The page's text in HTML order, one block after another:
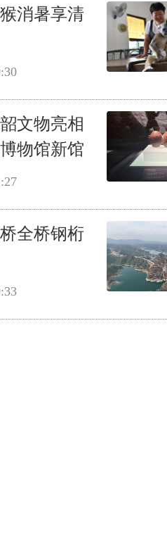
消暑享清
文物亮相
物馆新馆
全桥钢桁